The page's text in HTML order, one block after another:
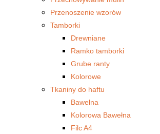
Przenoszenie wzorów
Tamborki
Drewniane
Ramko tamborki
Grube ranty
Kolorowe
Tkaniny do haftu
Bawełna
Kolorowa Bawełna
Filc A4